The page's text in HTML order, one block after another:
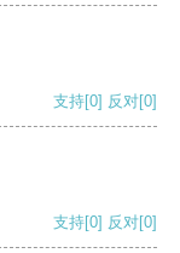
支持[0] 反对[0]
支持[0] 反对[0]